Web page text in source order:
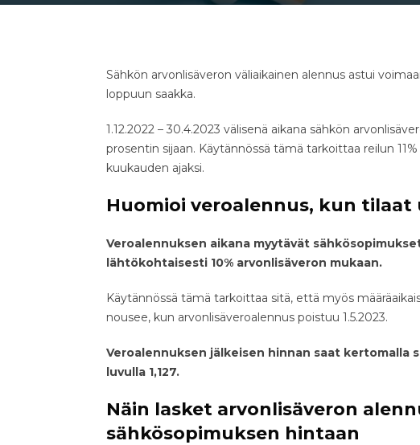
Sähkön arvonlisäveron väliaikainen alennus astui
loppuun saakka.
1.12.2022 – 30.4.2023 välisenä aikana sähkön
prosentin sijaan. Käytännössä tämä tarkoittaa reilun
kuukauden ajaksi.
Huomioi veroalennus, kun
Veroalennuksen aikana myytävät
lähtökohtaisesti 10% arvonlisäveron mukaan.
Käytännössä tämä tarkoittaa sitä, että myös
nousee, kun arvonlisäveroalennus poistuu 1.5.2023.
Veroalennuksen jälkeisen hinnan saat kertomalla
luvulla 1,127.
Näin lasket arvonlisäveron
sähkösopimuksen hintaan